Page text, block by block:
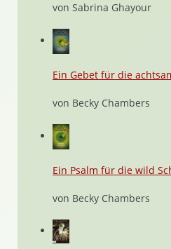
von Sabrina Ghayour
Ein Gebet für die
von Becky Chambers
Ein Psalm für die wild
von Becky Chambers